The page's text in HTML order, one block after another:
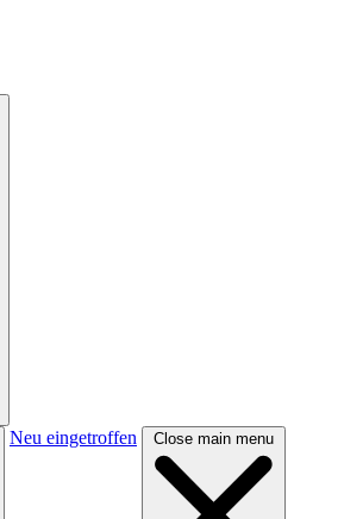
Neu eingetroffen Close main menu